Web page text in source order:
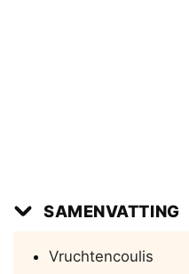
SAMENVATTING
Vruchtencoulis